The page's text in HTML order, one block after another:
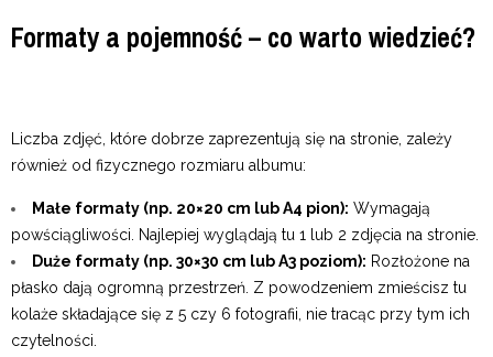
Formaty a pojemność – co warto wiedzieć?
Liczba zdjęć, które dobrze zaprezentują się na stronie, zależy
również od fizycznego rozmiaru albumu:
Małe formaty (np. 20×20 cm lub A4 pion): Wymagają
powściągliwości. Najlepiej wyglądają tu 1 lub 2 zdjęcia na stronie.
Duże formaty (np. 30×30 cm lub A3 poziom): Rozłożone na
płasko dają ogromną przestrzeń. Z powodzeniem zmieścisz tu
kolaże składające się z 5 czy 6 fotografii, nie tracąc przy tym ich
czytelności.